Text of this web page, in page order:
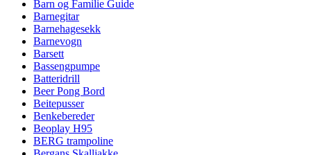
Barn og Familie Guide
Barnegitar
Barnehagesekk
Barnevogn
Barsett
Bassengpumpe
Batteridrill
Beer Pong Bord
Beitepusser
Benkebereder
Beoplay H95
BERG trampoline